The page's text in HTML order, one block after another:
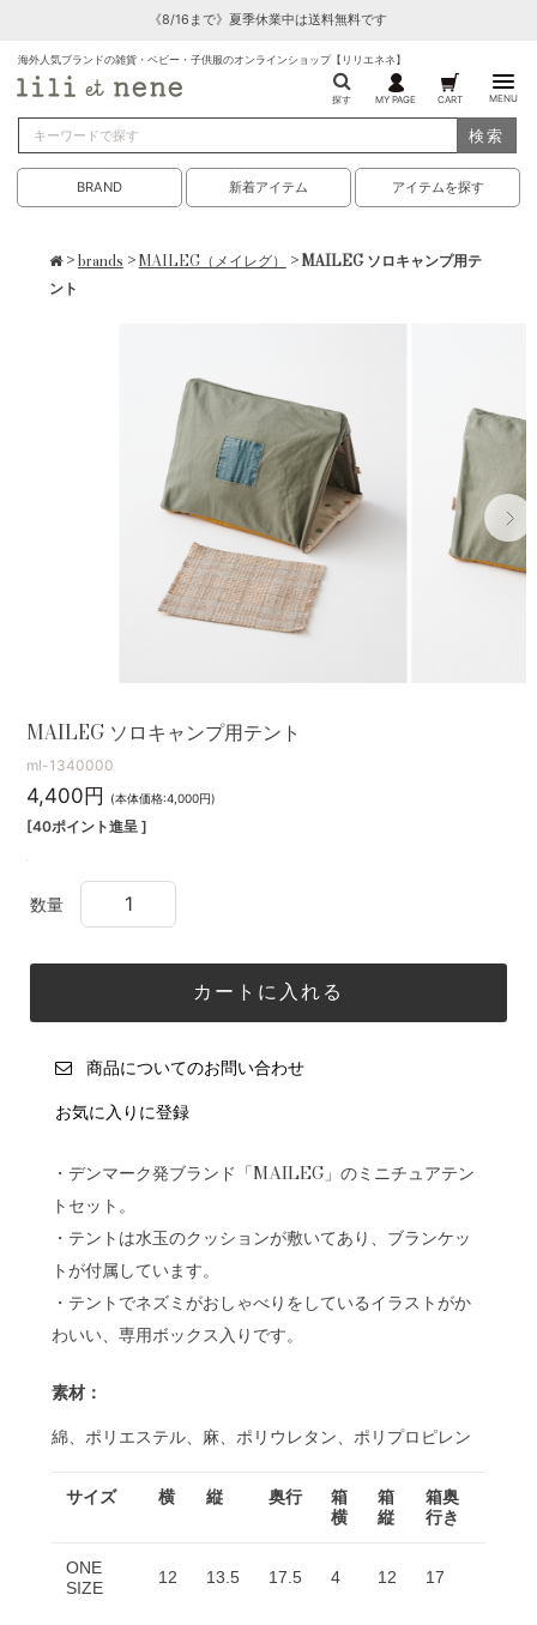
《8/16まで》夏季休業中は送料無料です
海外人気ブランドの雑貨・ベビー・子供服のオンラインショップ【リリエネネ】
探す MY PAGE CART MENU
検索
BRAND 新着アイテム アイテムを探す
>brands >MAILEG（メイレグ） > MAILEG ソロキャンプ用テ
ント
MAILEG ソロキャンプ用テント
ml-1340000
4,400円 (本体価格:4,000円)
[40ポイント進呈 ]
数量
商品についてのお問い合わせ
お気に入りに登録
・デンマーク発ブランド「MAILEG」のミニチュアテン
トセット。
・テントは水玉のクッションが敷いてあり、ブランケッ
トが付属しています。
・テントでネズミがおしゃべりをしているイラストがか
わいい、専用ボックス入りです。
素材：
綿、ポリエステル、麻、ポリウレタン、ポリプロピレン
サイズ 横 縦 奥行
箱
横
箱
縦
箱奥
行き
ONE
SIZE
12 13.5 17.5 4 12 17